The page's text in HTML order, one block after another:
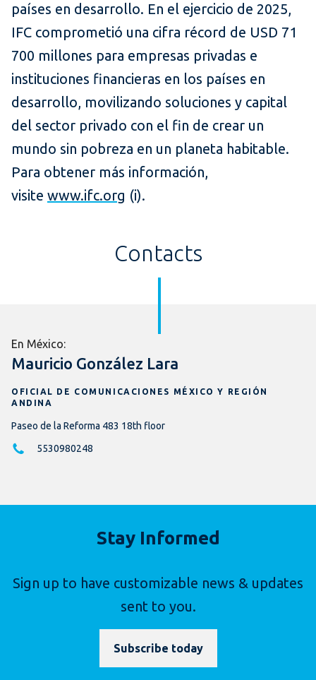
países en desarrollo. En el ejercicio de 2025,
IFC comprometió una cifra récord de USD 71
700 millones para empresas privadas e
instituciones financieras en los países en
desarrollo, movilizando soluciones y capital
del sector privado con el fin de crear un
mundo sin pobreza en un planeta habitable.
Para obtener más información,
visite www.ifc.org (i).
Contacts
En México:
Mauricio González Lara
OFICIAL DE COMUNICACIONES MÉXICO Y REGIÓN
ANDINA
Paseo de la Reforma 483 18th floor
5530980248
Stay Informed
Sign up to have customizable news & updates
sent to you.
Subscribe today